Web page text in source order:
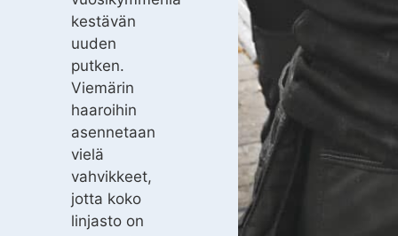
kestävän
uuden
putken.
Viemärin
haaroihin
asennetaan
vielä
vahvikkeet,
jotta koko
linjasto on